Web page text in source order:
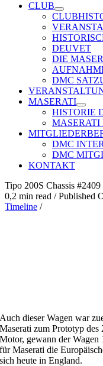
CLUB
DEUVET
DIE
DMC
MASERATI
HISTORIE
MASERATI
DMC
DMC
KONTAKT
Tipo 200S Chassis #2409
0,2 min read /Published
Timeline /
Auch dieser Wagen war
Maserati zum Prototyp
Motor, gewann der
für Maserati die
sich heute in England.